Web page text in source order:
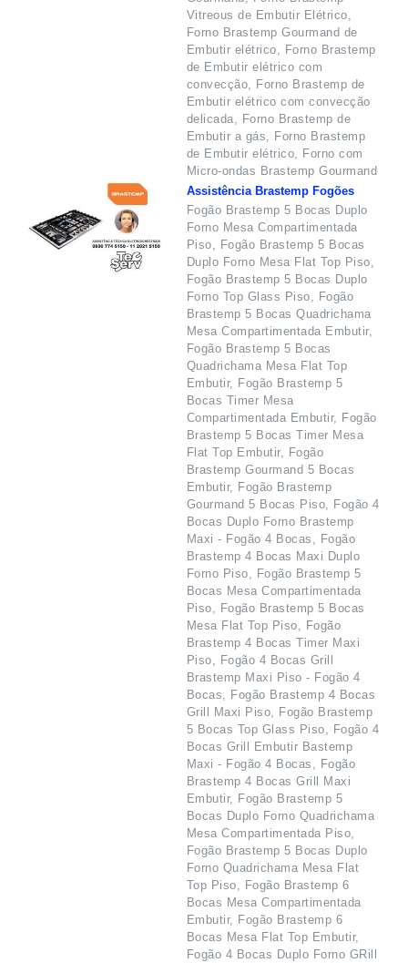
Vitreous de Embutir Elétrico,
Forno Brastemp Gourmand de
Embutir elétrico, Forno Brastemp
de Embutir elétrico com
convecção, Forno Brastemp de
Embutir elétrico com convecção
delicada, Forno Brastemp de
Embutir a gás, Forno Brastemp
de Embutir elétrico, Forno com
Micro-ondas Brastemp Gourmand
Assistência Brastemp Fogões
Fogão Brastemp 5 Bocas Duplo
Forno Mesa Compartimentada
Piso, Fogão Brastemp 5 Bocas
Duplo Forno Mesa Flat Top Piso,
Fogão Brastemp 5 Bocas Duplo
Forno Top Glass Piso, Fogão
Brastemp 5 Bocas Quadrichama
Mesa Compartimentada Embutir,
Fogão Brastemp 5 Bocas
Quadrichama Mesa Flat Top
Embutir, Fogão Brastemp 5
Bocas Timer Mesa
Compartimentada Embutir, Fogão
Brastemp 5 Bocas Timer Mesa
Flat Top Embutir, Fogão
Brastemp Gourmand 5 Bocas
Embutir, Fogão Brastemp
Gourmand 5 Bocas Piso, Fogão 4
Bocas Duplo Forno Brastemp
Maxi - Fogão 4 Bocas, Fogão
Brastemp 4 Bocas Maxi Duplo
Forno Piso, Fogão Brastemp 5
Bocas Mesa Compartimentada
Piso, Fogão Brastemp 5 Bocas
Mesa Flat Top Piso, Fogão
Brastemp 4 Bocas Timer Maxi
Piso, Fogão 4 Bocas Grill
Brastemp Maxi Piso - Fogão 4
Bocas, Fogão Brastemp 4 Bocas
Grill Maxi Piso, Fogão Brastemp
5 Bocas Top Glass Piso, Fogão 4
Bocas Grill Embutir Bastemp
Maxi - Fogão 4 Bocas, Fogão
Brastemp 4 Bocas Grill Maxi
Embutir, Fogão Brastemp 5
Bocas Duplo Forno Quadrichama
Mesa Compartimentada Piso,
Fogão Brastemp 5 Bocas Duplo
Forno Quadrichama Mesa Flat
Top Piso, Fogão Brastemp 6
Bocas Mesa Compartimentada
Embutir, Fogão Brastemp 6
Bocas Mesa Flat Top Embutir,
Fogão 4 Bocas Duplo Forno GRill